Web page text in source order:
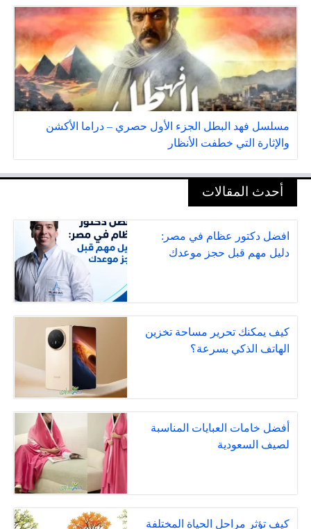
مسلسل فهد البطل الجزء الأول حصري – دراما الأكشن
والإثارة التي خطفت الأنظار
أحدث المقالات
افضل دكتور عظام في مصر:
دليل مهم قبل حجز موعدك
كيف يمكنك تحرير مساحة تخزين
الهاتف الذكي بسرعة؟
أفضل خامات العبايات المناسبة
لصيف السعودية
كيف تؤثر مراحل الحياة المختلفة